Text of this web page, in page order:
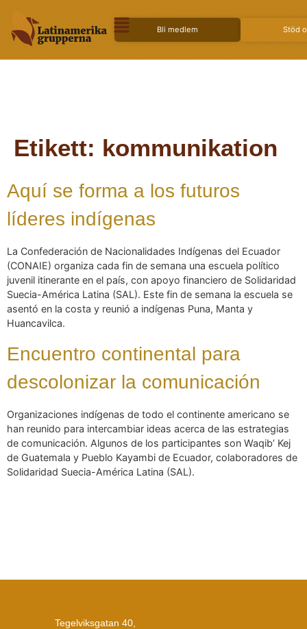
Bli medlem Stöd
Etikett: kommunikation
Aquí se forma a los futuros
líderes indígenas
La Confederación de Nacionalidades Indígenas del Ecuador
(CONAIE) organiza cada fin de semana una escuela político
juvenil itinerante en el país, con apoyo financiero de Solidaridad
Suecia-América Latina (SAL). Este fin de semana la escuela se
asentó en la costa y reunió a indígenas Puna, Manta y
Huancavilca.
Encuentro continental para
descolonizar la comunicación
Organizaciones indígenas de todo el continente americano se
han reunido para intercambiar ideas acerca de las estrategias
de comunicación. Algunos de los participantes son Waqib’ Kej
de Guatemala y Pueblo Kayambi de Ecuador, colaboradores de
Solidaridad Suecia-América Latina (SAL).
Tegelviksgatan 40,